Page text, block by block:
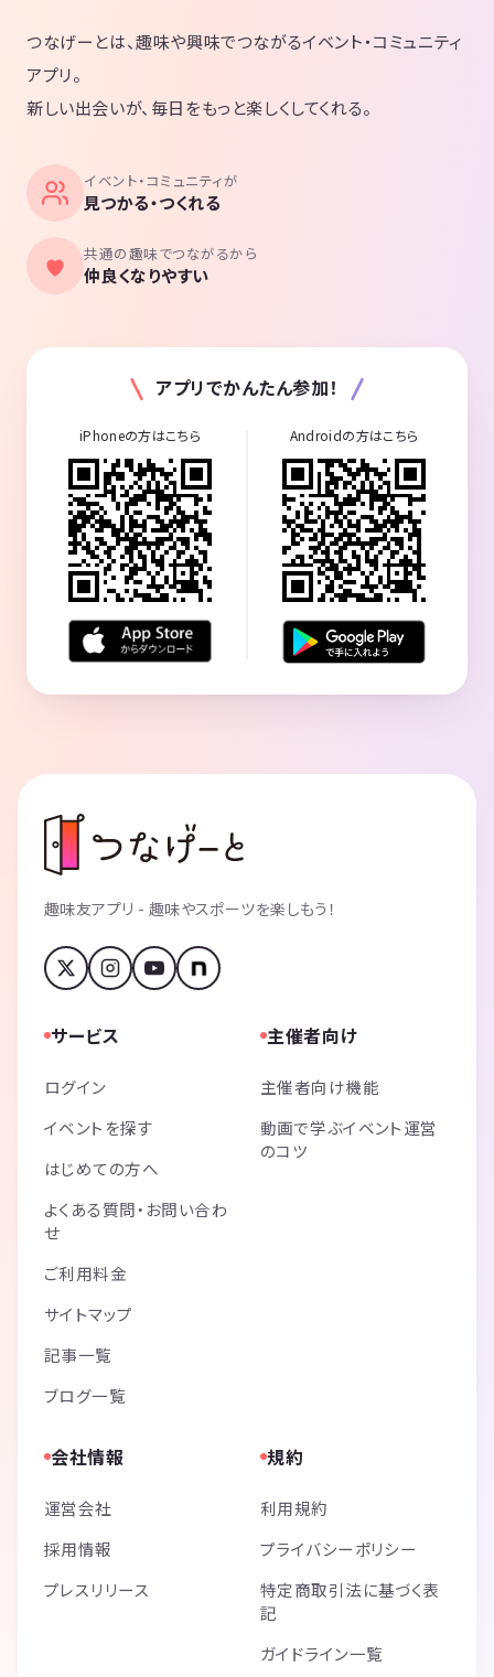
つなげーとは、趣味や興味でつながるイベント・コミュニティ
アプリ。
新しい出会いが、毎日をもっと楽しくしてくれる。
イベント・コミュニティが
見つかる・つくれる
共通の趣味でつながるから
仲良くなりやすい
アプリでかんたん参加！
iPhoneの方はこちら Androidの方はこちら
趣味友アプリ - 趣味やスポーツを楽しもう！
サービス
ログイン
イベントを探す
はじめての方へ
よくある質問・お問い合わ
せ
ご利用料金
サイトマップ
記事一覧
ブログ一覧
主催者向け
主催者向け機能
動画で学ぶイベント運営
のコツ
会社情報
運営会社
採用情報
プレスリリース
規約
利用規約
プライバシーポリシー
特定商取引法に基づく表
記
ガイドライン一覧